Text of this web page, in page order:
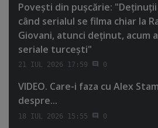
Poveşti din puşcărie:
când serialul se filma chiar la
Giovani, atunci deţinut, acum
seriale turceşti"
21 IUL 2026 17:59 0
VIDEO. Care-i faza cu Alex
despre...
18 IUL 2026 15:55 0